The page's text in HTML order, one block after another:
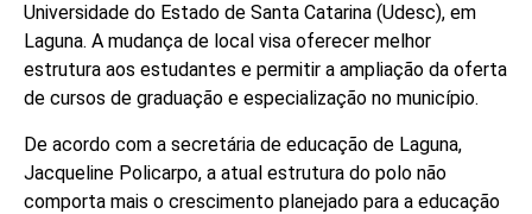
Universidade do Estado de Santa Catarina (Udesc), em
Laguna. A mudança de local visa oferecer melhor
estrutura aos estudantes e permitir a ampliação da oferta
de cursos de graduação e especialização no município.
De acordo com a secretária de educação de Laguna,
Jacqueline Policarpo, a atual estrutura do polo não
comporta mais o crescimento planejado para a educação